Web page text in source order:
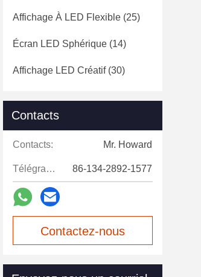
Affichage À LED Flexible (25)
Écran LED Sphérique (14)
Affichage LED Créatif(30)
Contacts
Contacts: Mr. Howard
Télégramme: 86-134-2892-1577
Contactez-nous